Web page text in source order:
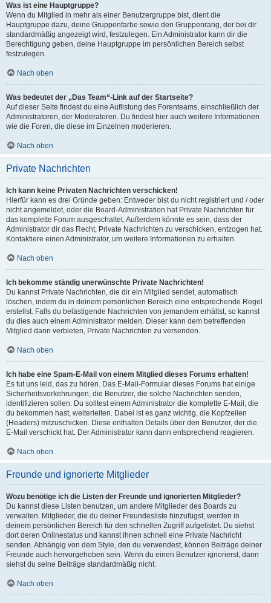
Was ist eine Hauptgruppe?
Wenn du Mitglied in mehr als einer Benutzergruppe bist, dient die
Hauptgruppe dazu, deine Gruppenfarbe sowie den Gruppenrang, der bei dir
standardmäßig angezeigt wird, festzulegen. Ein Administrator kann dir die
Berechtigung geben, deine Hauptgruppe im persönlichen Bereich selbst
festzulegen.
Nach oben
Was bedeutet der „Das Team“-Link auf der Startseite?
Auf dieser Seite findest du eine Auflistung des Forenteams, einschließlich der
Administratoren, der Moderatoren. Du findest hier auch weitere Informationen
wie die Foren, die diese im Einzelnen moderieren.
Nach oben
Private Nachrichten
Ich kann keine Privaten Nachrichten verschicken!
Hierfür kann es drei Gründe geben: Entweder bist du nicht registriert und / oder
nicht angemeldet, oder die Board-Administration hat Private Nachrichten für
das komplette Forum ausgeschaltet. Außerdem könnte es sein, dass der
Administrator dir das Recht, Private Nachrichten zu verschicken, entzogen hat.
Kontaktiere einen Administrator, um weitere Informationen zu erhalten.
Nach oben
Ich bekomme ständig unerwünschte Private Nachrichten!
Du kannst Private Nachrichten, die dir ein Mitglied sendet, automatisch
löschen, indem du in deinem persönlichen Bereich eine entsprechende Regel
erstellst. Falls du belästigende Nachrichten von jemandem erhältst, so kannst
du dies auch einem Administrator melden. Dieser kann dem betreffenden
Mitglied dann verbieten, Private Nachrichten zu versenden.
Nach oben
Ich habe eine Spam-E-Mail von einem Mitglied dieses Forums erhalten!
Es tut uns leid, das zu hören. Das E-Mail-Formular dieses Forums hat einige
Sicherheitsvorkehrungen, die Benutzer, die solche Nachrichten senden,
identifizieren sollen. Du solltest einem Administrator die komplette E-Mail, die
du bekommen hast, weiterleiten. Dabei ist es ganz wichtig, die Kopfzeilen
(Headers) mitzuschicken. Diese enthalten Details über den Benutzer, der die
E-Mail verschickt hat. Der Administrator kann dann entsprechend reagieren.
Nach oben
Freunde und ignorierte Mitglieder
Wozu benötige ich die Listen der Freunde und ignorierten Mitglieder?
Du kannst diese Listen benutzen, um andere Mitglieder des Boards zu
verwalten. Mitglieder, die du deiner Freundesliste hinzufügst, werden in
deinem persönlichen Bereich für den schnellen Zugriff aufgelistet. Du siehst
dort deren Onlinestatus und kannst ihnen schnell eine Private Nachricht
senden. Abhängig von dem Style, den du verwendest, können Beiträge deiner
Freunde auch hervorgehoben sein. Wenn du einen Benutzer ignorierst, dann
siehst du seine Beiträge standardmäßig nicht.
Nach oben